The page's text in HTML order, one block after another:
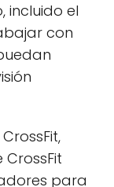
incluido el
con
para